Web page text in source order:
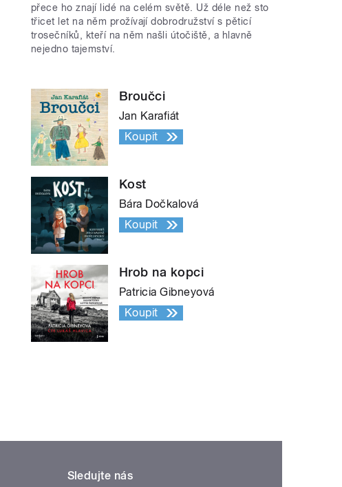
přece ho znají lidé na celém světě. Už déle než sto
třicet let na něm prožívají dobrodružství s pěticí
trosečníků, kteří na něm našli útočiště, a hlavně
nejedno tajemství.
Broučci
Jan Karafiát
Koupit
Kost
Bára Dočkalová
Koupit
Hrob na kopci
Patricia Gibneyová
Koupit
Sledujte nás